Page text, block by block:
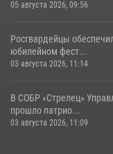
05 августа 2026, 09:56
Росгвардейцы
юбилейном фест...
03 августа 2026, 11:14
В СОБР «Стрелец»
прошло патрио...
03 августа 2026, 11:09